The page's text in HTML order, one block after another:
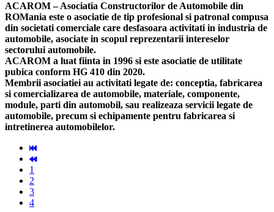
ACAROM – Asociatia Constructorilor de Automobile din
ROMania este o asociatie de tip profesional si patronal compusa
din societati comerciale care desfasoara activitati in industria de
automobile, asociate in scopul reprezentarii intereselor
sectorului automobile.
ACAROM a luat fiinta in 1996 si este asociatie de utilitate
pubica conform HG 410 din 2020.
Membrii asociatiei au activitati legate de: conceptia, fabricarea
si comercializarea de automobile, materiale, componente,
module, parti din automobil, sau realizeaza servicii legate de
automobile, precum si echipamente pentru fabricarea si
intretinerea automobilelor.
1
2
3
4